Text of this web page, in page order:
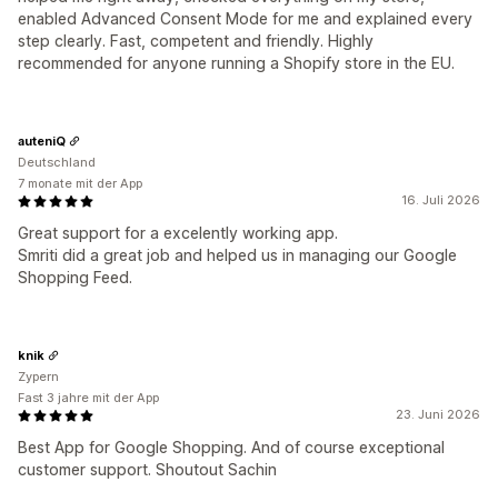
enabled Advanced Consent Mode for me and explained every
step clearly. Fast, competent and friendly. Highly
recommended for anyone running a Shopify store in the EU.
16. Juli 2026
Great support for a excelently working app.
Smriti did a great job and helped us in managing our Google
Shopping Feed.
auteniQ
Deutschland
7 monate mit der App
23. Juni 2026
Best App for Google Shopping. And of course exceptional
customer support. Shoutout Sachin
knik
Zypern
Fast 3 jahre mit der App